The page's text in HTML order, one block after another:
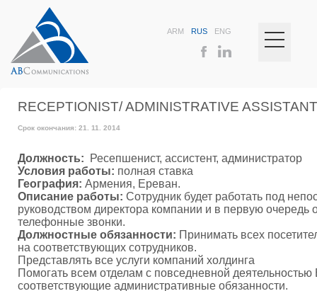
ARM RUS ENG
RECEPTIONIST/ ADMINISTRATIVE ASSISTANT
Срок окончания: 21. 11. 2014
Должность: Ресепшенист, ассистент, администратор
Условия работы: полная ставка
География: Армения, Ереван.
Описание работы: Сотрудник будет работать под
руководством директора компании и в первую очередь
телефонные звонки.
Должностные обязанности: Принимать всех
на соответствующих сотрудников.
Представлять все услуги компаний холдинга
Помогать всем отделам с повседневной
соответствующие административные обязанности.